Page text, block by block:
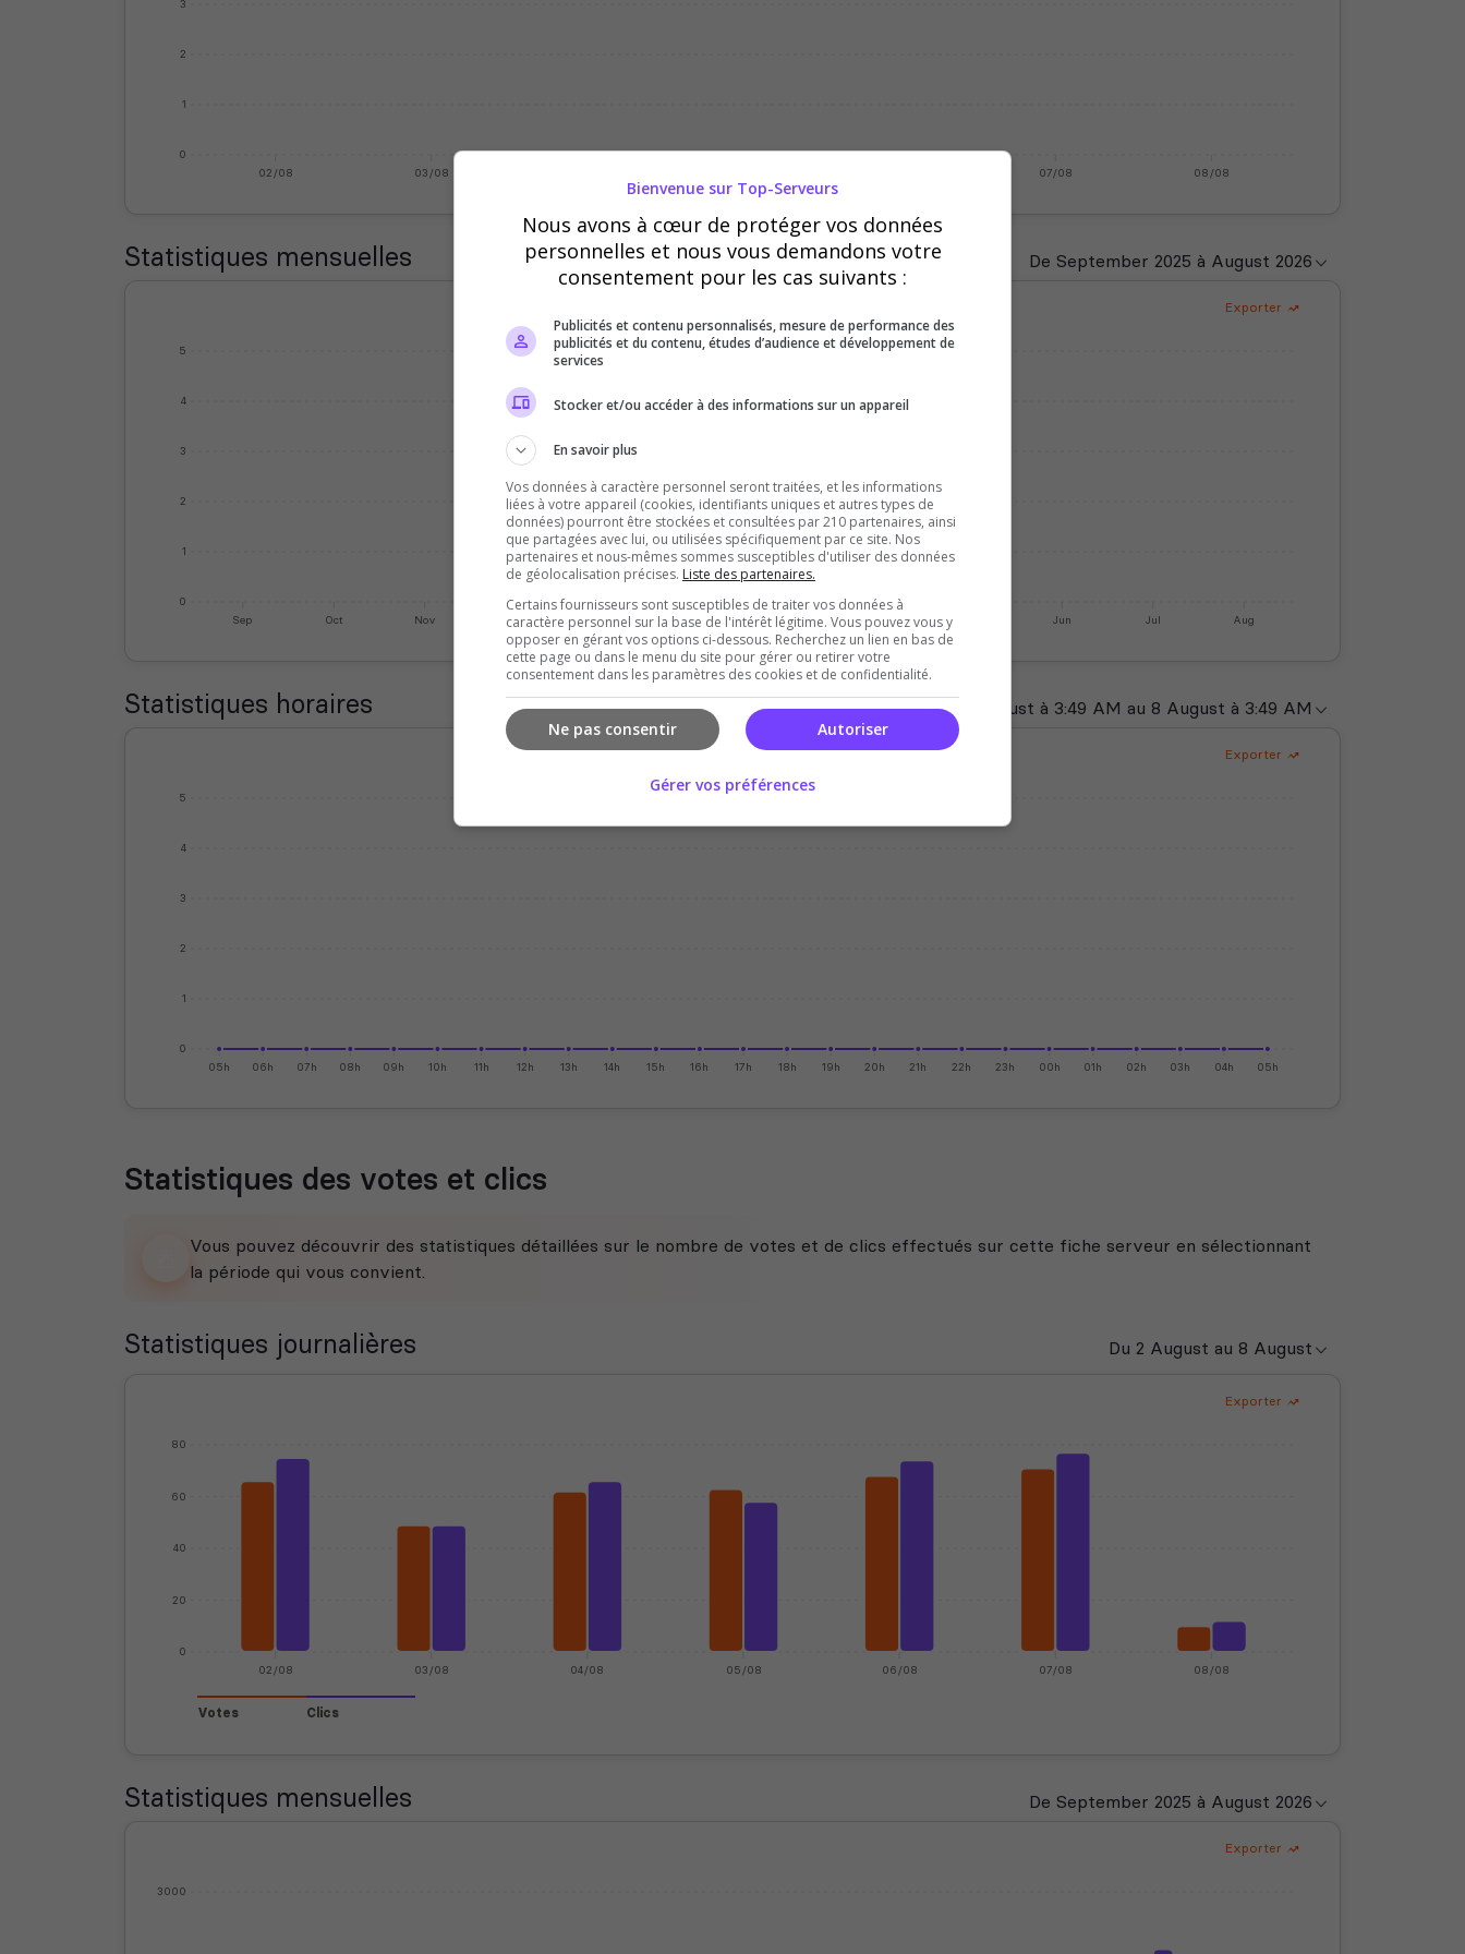
0
1
2
3
02/08 03/08 07/08 08/08
Statistiques mensuelles
Exporter
0
1
2
3
4
5
Sep Oct Nov Dec Jan Feb Mar Apr Jun Jul Aug
Statistiques horaires
Exporter
0
1
2
3
4
5
05h 06h 07h 08h 09h 10h 11h 12h 13h 14h 15h 16h 17h 18h 19h 20h 21h 22h 23h 00h 01h 02h 03h 04h 05h
Statistiques des votes et clics
Vous pouvez découvrir des statistiques détaillées sur le nombre de votes et de clics effectués sur cette fiche serveur en sélectionnant
la période qui vous convient.
Statistiques journalières
Exporter
0
20
40
60
80
02/08 03/08 04/08 05/08 06/08 07/08 08/08
Votes Clics
Statistiques mensuelles
Exporter
3000
Bienvenue sur Top-Serveurs
Nous avons à cœur de protéger vos données
personnelles et nous vous demandons votre
consentement pour les cas suivants :
Publicités et contenu personnalisés, mesure de performance des
publicités et du contenu, études d’audience et développement de
services
Stocker et/ou accéder à des informations sur un appareil
En savoir plus
Vos données à caractère personnel seront traitées, et les informations
liées à votre appareil (cookies, identifiants uniques et autres types de
données) pourront être stockées et consultées par 210 partenaires, ainsi
que partagées avec lui, ou utilisées spécifiquement par ce site. Nos
partenaires et nous-mêmes sommes susceptibles d'utiliser des données
de géolocalisation précises. Liste des partenaires.
Certains fournisseurs sont susceptibles de traiter vos données à
caractère personnel sur la base de l'intérêt légitime. Vous pouvez vous y
opposer en gérant vos options ci-dessous. Recherchez un lien en bas de
cette page ou dans le menu du site pour gérer ou retirer votre
consentement dans les paramètres des cookies et de confidentialité.
Autoriser
Ne pas consentir
Gérer vos préférences